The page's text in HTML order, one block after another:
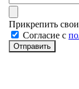
Прикрепить
Cогласие с
Отправить